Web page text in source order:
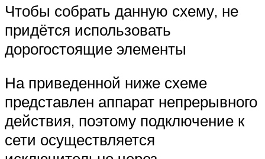
Чтобы собрать данную схему, не
придётся использовать
дорогостоящие элементы
На приведенной ниже схеме
представлен аппарат непрерывного
действия, поэтому подключение к
сети осуществляется